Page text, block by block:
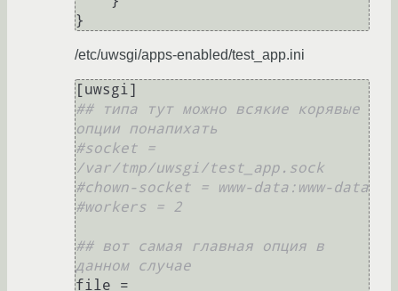
/etc/uwsgi/apps-enabled/test_app.ini
## типа тут можно всякие корявые
опции понапихать
#socket =
/var/tmp/uwsgi/test_app.sock
#chown-socket = www-data:www-data
#workers = 2
## вот самая главная опция в
данном случае
file =